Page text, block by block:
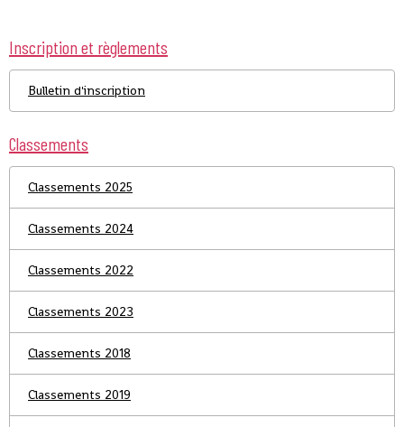
Inscription et règlements
Bulletin d'inscription
Classements
Classements 2025
Classements 2024
Classements 2022
Classements 2023
Classements 2018
Classements 2019